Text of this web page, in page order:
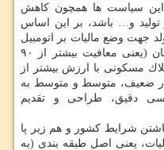
این سیاست ها همچون كاهش
تولید و… باشد، بر این اساس
جهت وضع مالیات بر اتومبیل
با ارزش بیشتر از سیصد میلیون تومان (یعنی معافیت بیشتر از ۹۰
مسكونی با ارزش بیشتر از
ضعیف، متوسط و متوسط به
دقیق، طراحی و تقدیم
شرایط كشور و هم زیر پا
یعنی اصل طبقه بندی (به